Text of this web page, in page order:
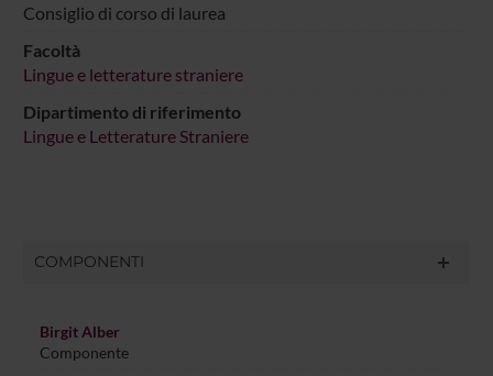
Consiglio di corso di laurea
Facoltà
Lingue e letterature straniere
Dipartimento di riferimento
Lingue e Letterature Straniere
COMPONENTI
Birgit Alber
Componente